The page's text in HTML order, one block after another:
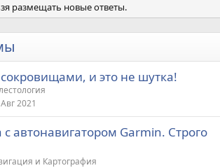
размещать новые ответы.
и это не шутка!
2021
автонавигатором Garmin. Строго
и Картография